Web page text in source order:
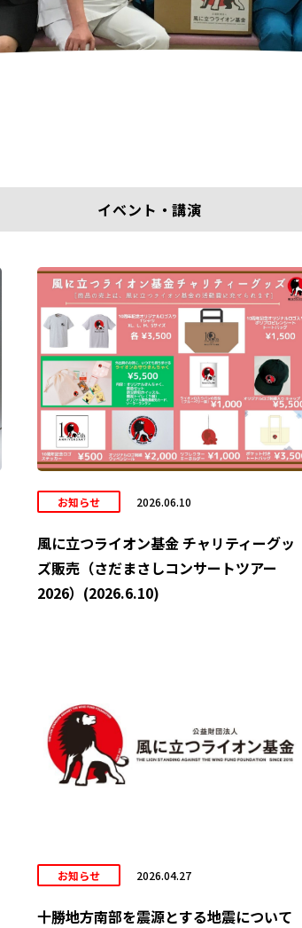
イベント・講演
お知らせ 2026.06.10
風に立つライオン基金 チャリティーグッ
ズ販売（さだまさしコンサートツアー
2026）(2026.6.10)
お知らせ 2026.04.27
十勝地方南部を震源とする地震について